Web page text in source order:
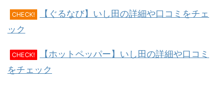
CHECK!
【ぐるなび】いし田の詳細や口コミをチェ
ック
CHECK!
【ホットペッパー】いし田の詳細や口コミ
をチェック